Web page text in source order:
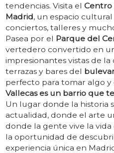
tendencias. Visita el Centro
Madrid, un espacio
conciertos, talleres y
Pasea por el Parque del
vertedero convertido en
impresionantes vistas de la
terrazas y bares del
perfecto para tomar algo
Vallecas es un barrio que
Un lugar donde la historia
actualidad, donde el arte
donde la gente vive la vida
la oportunidad de
experiencia única en